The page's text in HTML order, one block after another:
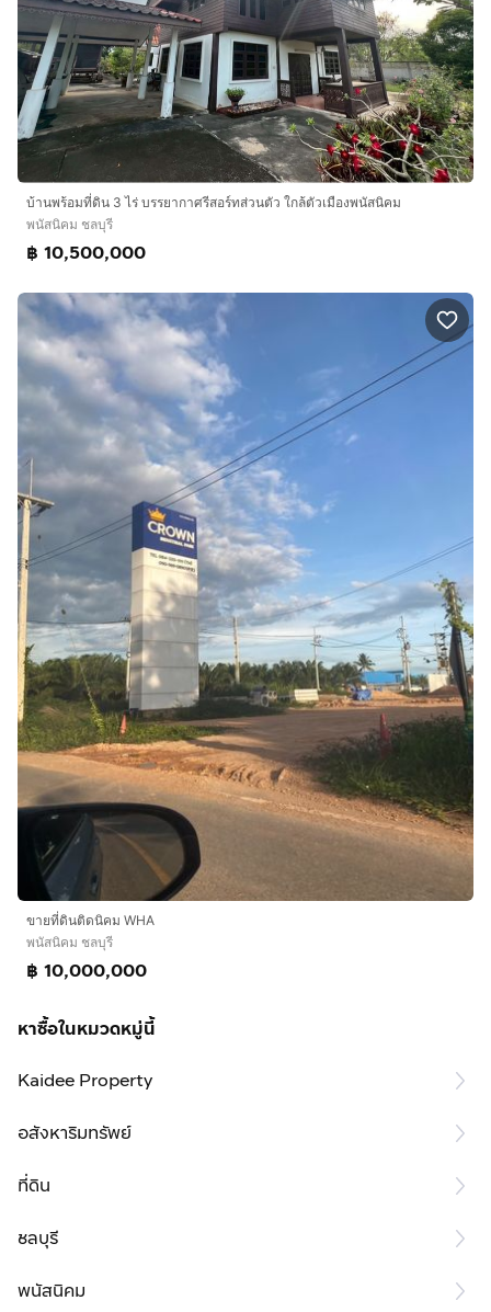
บ้านพร้อมที่ดิน 3 ไร่ บรรยากาศรีสอร์ทส่วนตัว ใกล้ตัวเมืองพนัสนิคม
พนัสนิคม ชลบุรี
฿ 10,500,000
ขายที่ดินติดนิคม WHA
พนัสนิคม ชลบุรี
฿ 10,000,000
หาซื้อในหมวดหมู่นี้
Kaidee Property
อสังหาริมทรัพย์
ที่ดิน
ชลบุรี
พนัสนิคม